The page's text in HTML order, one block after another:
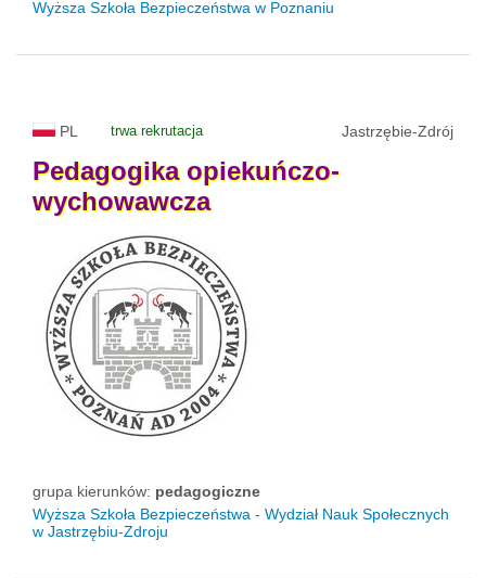
Wyższa Szkoła Bezpieczeństwa w Poznaniu
PL trwa rekrutacja Jastrzębie-Zdrój
Pedagogika opiekuńczo-
wychowawcza
grupa kierunków: pedagogiczne
Wyższa Szkoła Bezpieczeństwa - Wydział Nauk Społecznych
w Jastrzębiu-Zdroju